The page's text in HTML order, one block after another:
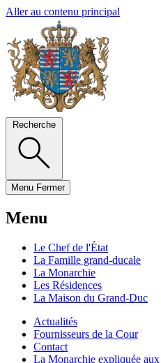
Aller au contenu principal
Recherche
Menu Fermer
Menu
Le Chef de l'État
La Famille grand-ducale
La Monarchie
Les Résidences
La Maison du Grand-Duc
Actualités
Fournisseurs de la Cour
Contact
La Monarchie expliquée aux